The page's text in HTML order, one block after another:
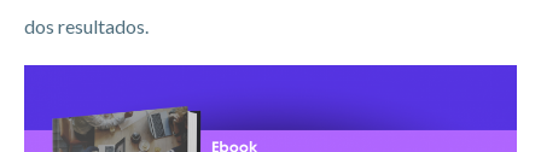
dos resultados.